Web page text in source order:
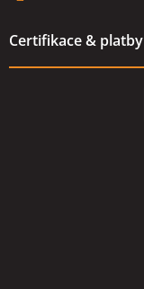
Certifikace & platby